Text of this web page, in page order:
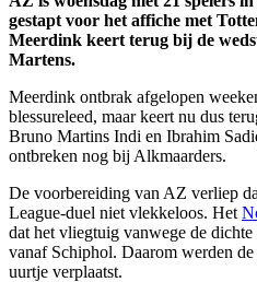
gestapt voor het affiche met
Meerdink keert terug bij de
Martens.
Meerdink ontbrak afgelopen
blessureleed, maar keert nu dus
Bruno Martins Indi en Ibrahim
ontbreken nog bij Alkmaarders.
De voorbereiding van AZ verliep
League-duel niet vlekkeloos. Het
dat het vliegtuig vanwege de
vanaf Schiphol. Daarom werden
uurtje verplaatst.